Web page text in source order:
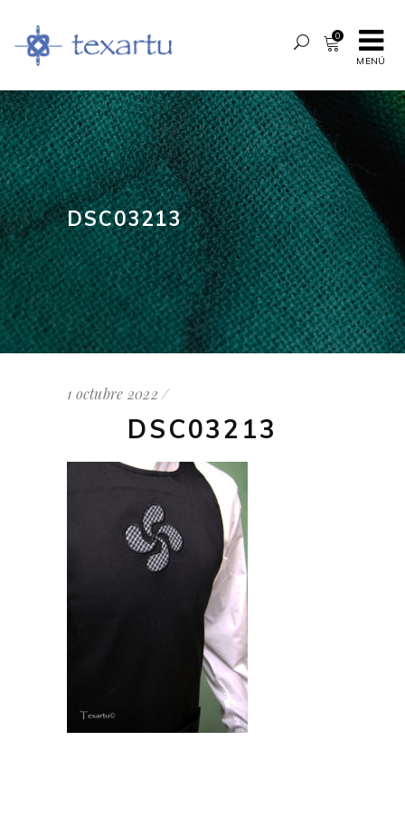
MENÚ
0
DSC03213
1 octubre 2022
DSC03213